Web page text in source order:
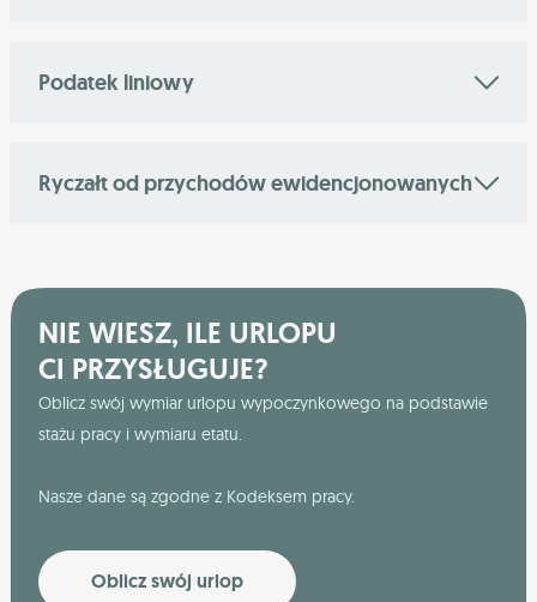
Podatek liniowy
Ryczałt od przychodów ewidencjonowanych
NIE WIESZ, ILE URLOPU
CI PRZYSŁUGUJE?
Oblicz swój wymiar urlopu wypoczynkowego na podstawie
stażu pracy i wymiaru etatu.
Nasze dane są zgodne z Kodeksem pracy.
Oblicz swój urlop